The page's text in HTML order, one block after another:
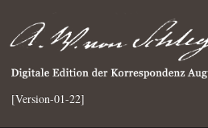
[Version-01-22]